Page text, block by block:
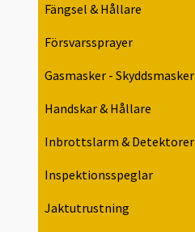
Fängsel & Hållare
Försvarssprayer
Gasmasker - Skyddsmasker
Handskar & Hållare
Inbrottslarm & Detektorer
Inspektionsspeglar
Jaktutrustning